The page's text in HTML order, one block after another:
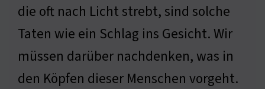
die oft nach Licht strebt, sind solche
Taten wie ein Schlag ins Gesicht. Wir
müssen darüber nachdenken, was in
den Köpfen dieser Menschen vorgeht.